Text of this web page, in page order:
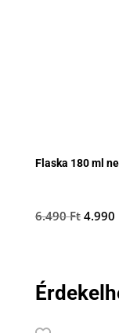
Flaska 180 ml
6.490Ft 4.990